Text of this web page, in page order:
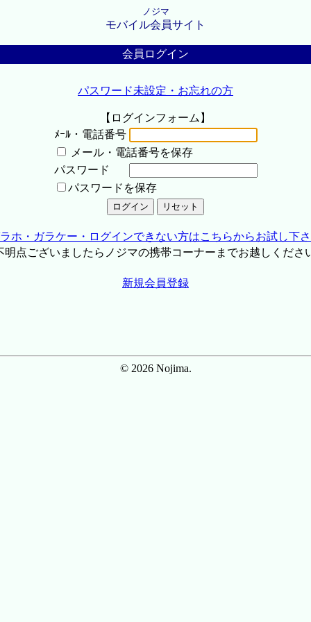
ノジマ
モバイル会員サイト
会員ログイン
パスワード未設定・お忘れの方
【ログインフォーム】
ﾒｰﾙ・電話番号
メール・電話番号を保存
パスワード
パスワードを保存
ホ・ガラケー・ログインできない方はこちらからお試し下
点ございましたらノジマの携帯コーナーまでお越しくださ
新規会員登録
© 2026 Nojima.